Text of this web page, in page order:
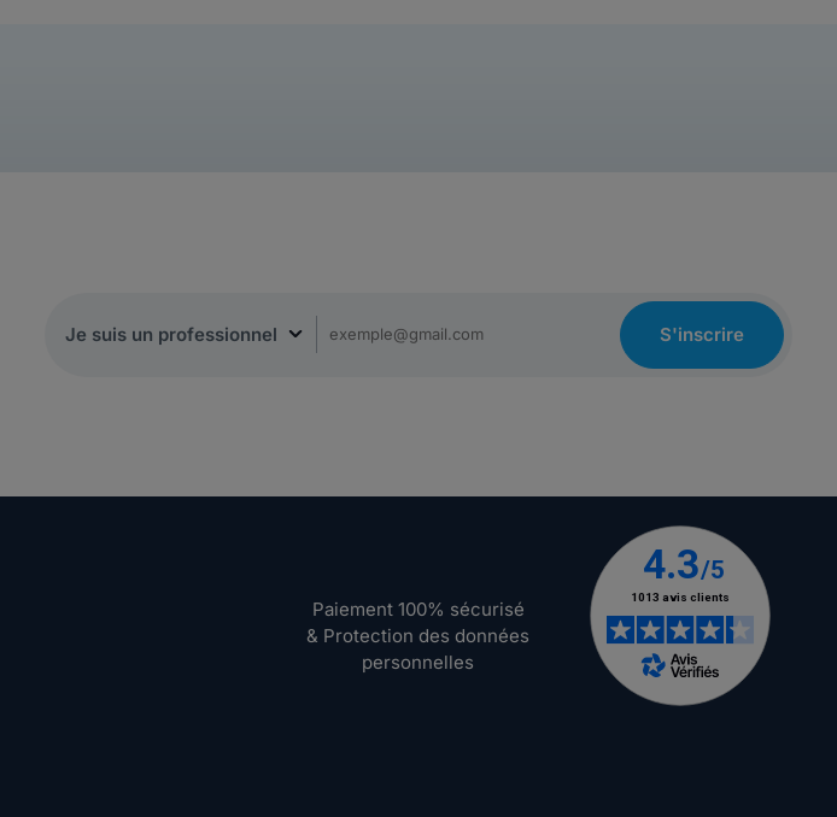
S'inscrire
Paiement 100% sécurisé
& Protection des données
personnelles